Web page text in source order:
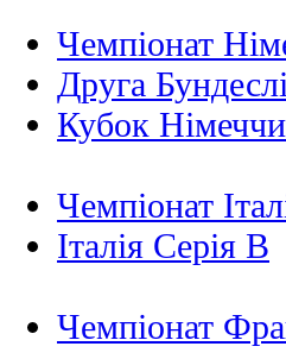
Чемпіонат
Друга
Кубок
Чемпіонат
Італія Серія B
Чемпіонат